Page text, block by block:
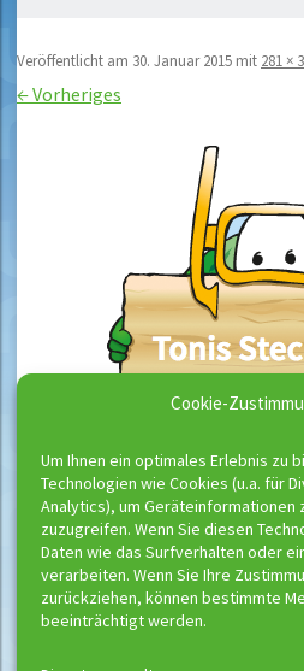
Cookie-
Um Ihnen ein optimales Erlebnis zu
Technologien wie Cookies (u.a. für
Analytics), um
zuzugreifen. Wenn Sie diesen
Daten wie das Surfverhalten oder
verarbeiten. Wenn Sie Ihre
zurückziehen, können bestimmte
beeinträchtigt werden.
Veröffentlicht am 30. Januar 2015 mit 281 ×
← Vorheriges